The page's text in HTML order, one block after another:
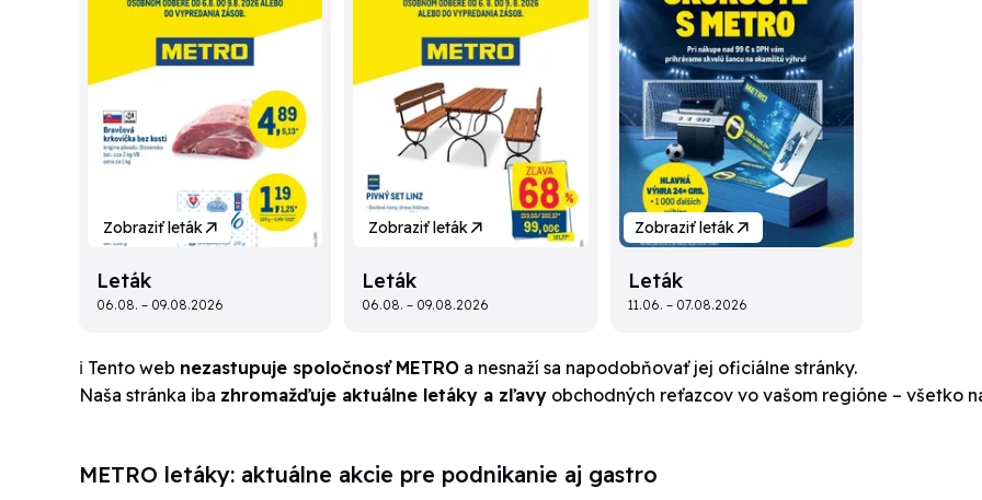
Zobraziť leták
Leták
06.08. – 09.08.2026
Zobraziť leták
Leták
06.08. – 09.08.2026
Zobraziť leták
Leták
11.06. – 07.08.2026
ℹ️ Tento web nezastupuje spoločnosť METRO a nesnaží sa napodobňovať jej oficiálne stránky.
Naša stránka iba zhromažďuje aktuálne letáky a zľavy obchodných reťazcov vo vašom regióne – všetko
METRO letáky: aktuálne akcie pre podnikanie aj gastro